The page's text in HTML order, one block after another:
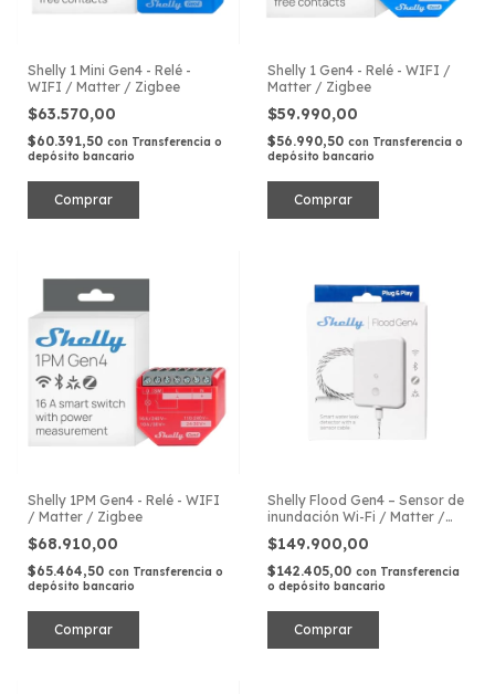
Shelly 1 Mini Gen4 - Relé -
WIFI / Matter / Zigbee
$63.570,00
$60.391,50 con Transferencia o
depósito bancario
Shelly 1 Gen4 - Relé - WIFI /
Matter / Zigbee
$59.990,00
$56.990,50 con Transferencia o
depósito bancario
Shelly 1PM Gen4 - Relé - WIFI
/ Matter / Zigbee
$68.910,00
$65.464,50 con Transferencia o
depósito bancario
Shelly Flood Gen4 – Sensor de
inundación Wi-Fi / Matter /
$149.900,00
$142.405,00 con Transferencia
o depósito bancario